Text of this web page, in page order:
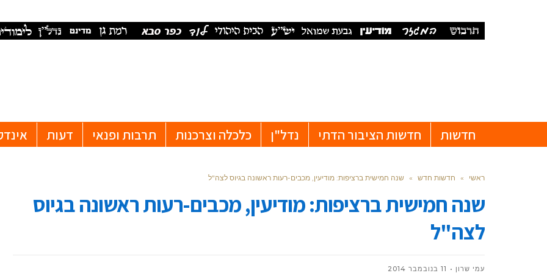
חדשות חדשות הציבור הדתי נדל"ן כלכלה וצרכנות תרבות ופנאי דעות
ראשי » חדשות חדש » שנה חמישית ברציפות: מודיעין, מכבים-רעות ראשונה בגיוס לצה"ל
שנה חמישית ברציפות: מודיעין, מכבים-רעות ראשונה בגיוס
לצה"ל
עמי שרון 11 בנובמבר 2014